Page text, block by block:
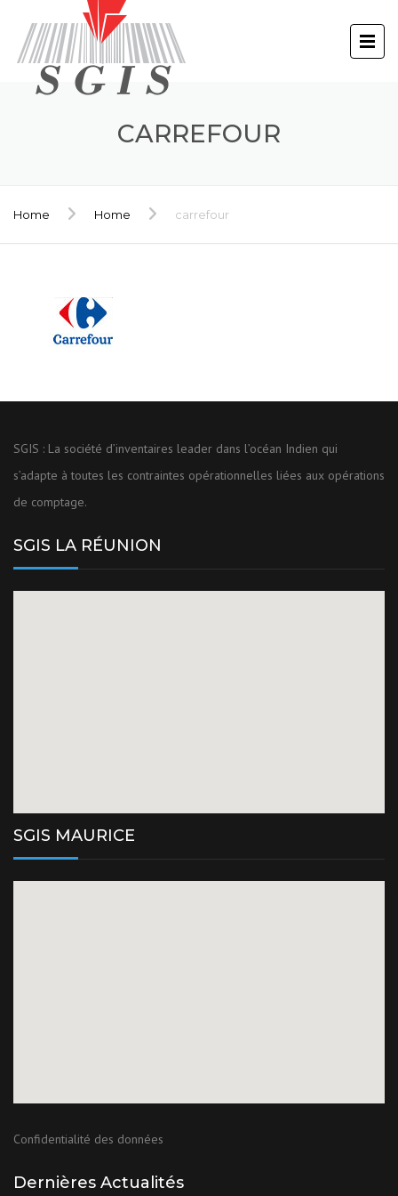
CARREFOUR
Home Home carrefour
SGIS : La société d’inventaires leader dans l’océan Indien qui
s’adapte à toutes les contraintes opérationnelles liées aux opérations
de comptage.
SGIS LA RÉUNION
SGIS MAURICE
Confidentialité des données
Dernières Actualités